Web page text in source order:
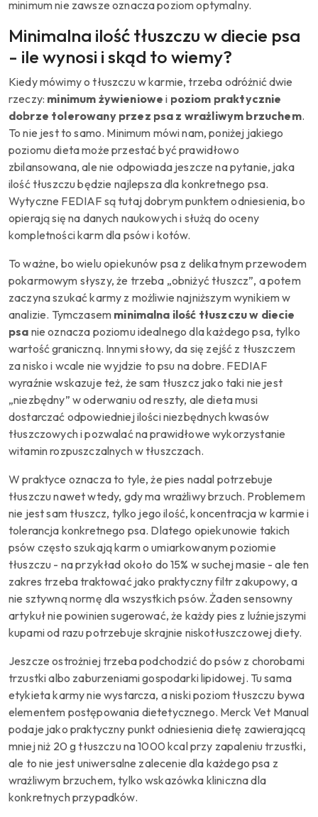
minimum nie zawsze oznacza poziom optymalny.
Minimalna ilość tłuszczu w diecie psa
- ile wynosi i skąd to wiemy?
Kiedy mówimy o tłuszczu w karmie, trzeba odróżnić dwie
rzeczy: minimum żywieniowe i poziom praktycznie
dobrze tolerowany przez psa z wrażliwym brzuchem.
To nie jest to samo. Minimum mówi nam, poniżej jakiego
poziomu dieta może przestać być prawidłowo
zbilansowana, ale nie odpowiada jeszcze na pytanie, jaka
ilość tłuszczu będzie najlepsza dla konkretnego psa.
Wytyczne FEDIAF są tutaj dobrym punktem odniesienia, bo
opierają się na danych naukowych i służą do oceny
kompletności karm dla psów i kotów.
To ważne, bo wielu opiekunów psa z delikatnym przewodem
pokarmowym słyszy, że trzeba „obniżyć tłuszcz”, a potem
zaczyna szukać karmy z możliwie najniższym wynikiem w
analizie. Tymczasem minimalna ilość tłuszczu w diecie
psa nie oznacza poziomu idealnego dla każdego psa, tylko
wartość graniczną. Innymi słowy, da się zejść z tłuszczem
za nisko i wcale nie wyjdzie to psu na dobre. FEDIAF
wyraźnie wskazuje też, że sam tłuszcz jako taki nie jest
„niezbędny” w oderwaniu od reszty, ale dieta musi
dostarczać odpowiedniej ilości niezbędnych kwasów
tłuszczowych i pozwalać na prawidłowe wykorzystanie
witamin rozpuszczalnych w tłuszczach.
W praktyce oznacza to tyle, że pies nadal potrzebuje
tłuszczu nawet wtedy, gdy ma wrażliwy brzuch. Problemem
nie jest sam tłuszcz, tylko jego ilość, koncentracja w karmie i
tolerancja konkretnego psa. Dlatego opiekunowie takich
psów często szukają karm o umiarkowanym poziomie
tłuszczu - na przykład około do 15% w suchej masie - ale ten
zakres trzeba traktować jako praktyczny filtr zakupowy, a
nie sztywną normę dla wszystkich psów. Żaden sensowny
artykuł nie powinien sugerować, że każdy pies z luźniejszymi
kupami od razu potrzebuje skrajnie niskotłuszczowej diety.
Jeszcze ostrożniej trzeba podchodzić do psów z chorobami
trzustki albo zaburzeniami gospodarki lipidowej. Tu sama
etykieta karmy nie wystarcza, a niski poziom tłuszczu bywa
elementem postępowania dietetycznego. Merck Vet Manual
podaje jako praktyczny punkt odniesienia dietę zawierającą
mniej niż 20 g tłuszczu na 1000 kcal przy zapaleniu trzustki,
ale to nie jest uniwersalne zalecenie dla każdego psa z
wrażliwym brzuchem, tylko wskazówka kliniczna dla
konkretnych przypadków.